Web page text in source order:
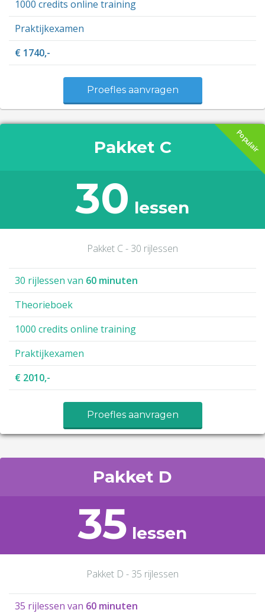
1000 credits online training
Praktijkexamen
€ 1740,-
Proefles aanvragen
Populair
Pakket C
30 lessen
Pakket C - 30 rijlessen
30 rijlessen van 60 minuten
Theorieboek
1000 credits online training
Praktijkexamen
€ 2010,-
Proefles aanvragen
Pakket D
35 lessen
Pakket D - 35 rijlessen
35 rijlessen van 60 minuten